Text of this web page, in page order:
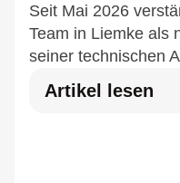
Seit Mai 2026
Team in Liemke als
seiner technischen
Erfahrung und
bringt er wertv…
Artikel lesen